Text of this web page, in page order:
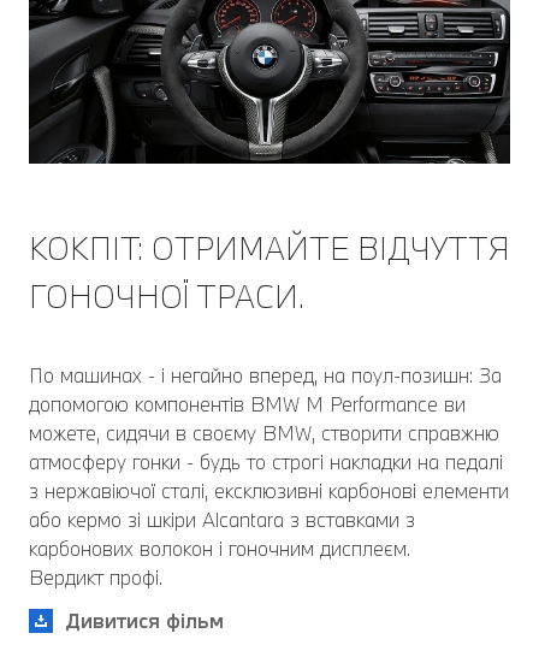
КОКПІТ: ОТРИМАЙТЕ ВІДЧУТТЯ
ГОНОЧНОЇ ТРАСИ.
По машинах - і негайно вперед, на поул-позишн: За
допомогою компонентів BMW M Performance ви
можете, сидячи в своєму BMW, створити справжню
атмосферу гонки - будь то строгі накладки на педалі
з нержавіючої сталі, ексклюзивні карбонові елементи
або кермо зі шкіри Alcantara з вставками з
карбонових волокон і гоночним дисплеєм.
Вердикт профі.
Дивитися фільм